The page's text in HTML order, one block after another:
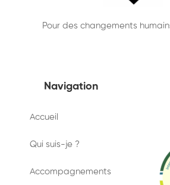
Pour des changements
Navigation
Accueil
Qui suis-je ?
Accompagnements